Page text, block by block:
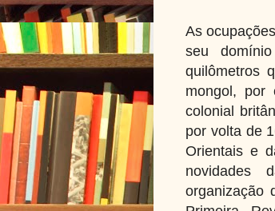
As
seu
quilômetros
mongol, por
colonial
por volta de
Orientais e
novidades
organização